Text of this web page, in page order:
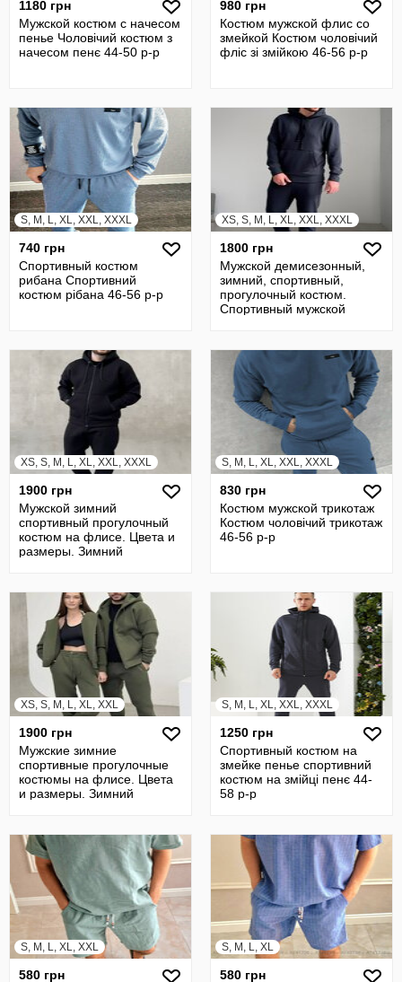
1180 грн
Мужской костюм с начесом
пенье Чоловічий костюм з
начесом пенє 44-50 р-р
980 грн
Костюм мужской флис со
змейкой Костюм чоловічий
фліс зі змійкою 46-56 р-р
S, M, L, XL, XXL, XXXL
740 грн
Спортивный костюм
рибана Спортивний
костюм рібана 46-56 р-р
XS, S, M, L, XL, XXL, XXXL
1800 грн
Мужской демисезонный,
зимний, спортивный,
прогулочный костюм.
Спортивный мужской
XS, S, M, L, XL, XXL, XXXL
1900 грн
Мужской зимний
спортивный прогулочный
костюм на флисе. Цвета и
размеры. Зимний
S, M, L, XL, XXL, XXXL
830 грн
Костюм мужской трикотаж
Костюм чоловічий трикотаж
46-56 р-р
XS, S, M, L, XL, XXL
1900 грн
Мужские зимние
спортивные прогулочные
костюмы на флисе. Цвета
и размеры. Зимний
S, M, L, XL, XXL, XXXL
1250 грн
Спортивный костюм на
змейке пенье спортивний
костюм на змійці пенє 44-
58 р-р
S, M, L, XL, XXL
580 грн
S, M, L, XL
580 грн